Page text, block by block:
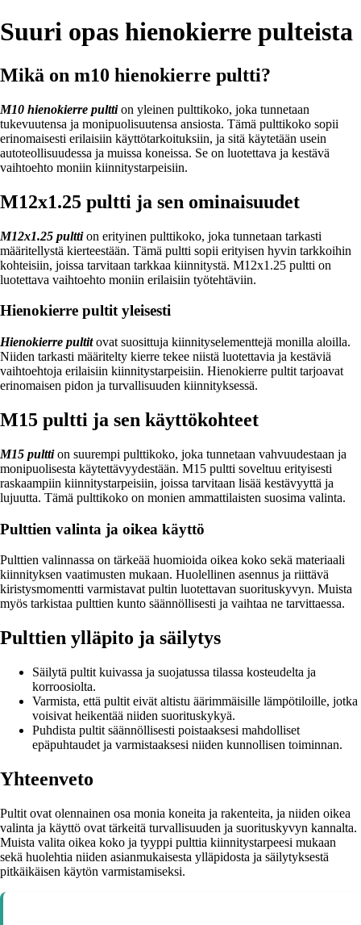
Suuri opas hienokierre pulteista
Mikä on m10 hienokierre pultti?
M10 hienokierre pulttion yleinen pulttikoko, joka tunnetaan
tukevuutensa ja monipuolisuutensa ansiosta. Tämä pulttikoko sopii
erinomaisesti erilaisiin käyttötarkoituksiin, ja sitä käytetään usein
autoteollisuudessa ja muissa koneissa. Se on luotettava ja kestävä
vaihtoehto moniin kiinnitystarpeisiin.
M12x1.25 pultti ja sen ominaisuudet
M12x1.25 pulttion erityinen pulttikoko, joka tunnetaan tarkasti
määritellystä kierteestään. Tämä pultti sopii erityisen hyvin tarkkoihin
kohteisiin, joissa tarvitaan tarkkaa kiinnitystä. M12x1.25 pultti on
luotettava vaihtoehto moniin erilaisiin työtehtäviin.
Hienokierre pultit yleisesti
Hienokierre pultit ovat suosittuja kiinnityselementtejä monilla aloilla.
Niiden tarkasti määritelty kierre tekee niistä luotettavia ja kestäviä
vaihtoehtoja erilaisiin kiinnitystarpeisiin. Hienokierre pultit tarjoavat
erinomaisen pidon ja turvallisuuden kiinnityksessä.
M15 pultti ja sen käyttökohteet
M15 pulttion suurempi pulttikoko, joka tunnetaan vahvuudestaan ja
monipuolisesta käytettävyydestään. M15 pultti soveltuu erityisesti
raskaampiin kiinnitystarpeisiin, joissa tarvitaan lisää kestävyyttä ja
lujuutta. Tämä pulttikoko on monien ammattilaisten suosima valinta.
Pulttien valinta ja oikea käyttö
Pulttien valinnassa on tärkeää huomioida oikea koko sekä materiaali
kiinnityksen vaatimusten mukaan. Huolellinen asennus ja riittävä
kiristysmomentti varmistavat pultin luotettavan suorituskyvyn. Muista
myös tarkistaa pulttien kunto säännöllisesti ja vaihtaa ne tarvittaessa.
Pulttien ylläpito ja säilytys
Säilytä pultit kuivassa ja suojatussa tilassa kosteudelta ja
korroosiolta.
Varmista, että pultit eivät altistu äärimmäisille lämpötiloille, jotka
voisivat heikentää niiden suorituskykyä.
Puhdista pultit säännöllisesti poistaaksesi mahdolliset
epäpuhtaudet ja varmistaaksesi niiden kunnollisen toiminnan.
Yhteenveto
Pultit ovat olennainen osa monia koneita ja rakenteita, ja niiden oikea
valinta ja käyttö ovat tärkeitä turvallisuuden ja suorituskyvyn kannalta.
Muista valita oikea koko ja tyyppi pulttia kiinnitystarpeesi mukaan
sekä huolehtia niiden asianmukaisesta ylläpidosta ja säilytyksestä
pitkäikäisen käytön varmistamiseksi.